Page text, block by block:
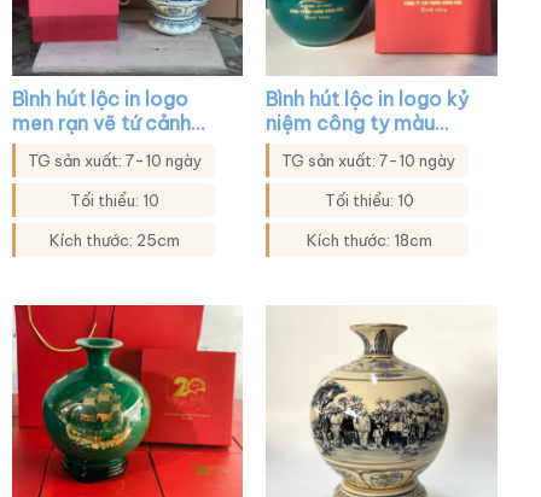
Bình hút lộc in logo
men rạn vẽ tứ cảnh
XG-BHL31
TG sản xuất: 7-10 ngày
Tối thiểu: 10
Kích thước: 25cm
Bình hút lộc in logo kỷ
niệm công ty màu
xanh lá họa tiết mã
đáo thành công XG-
TG sản xuất: 7-10 ngày
Tối thiểu: 10
Kích thước: 18cm